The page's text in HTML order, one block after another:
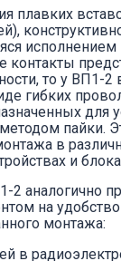
плавких
контакты
то у ВП1-
гибких
для
пайки.
в
и
2 аналогично
на удобство
монтажа:
в